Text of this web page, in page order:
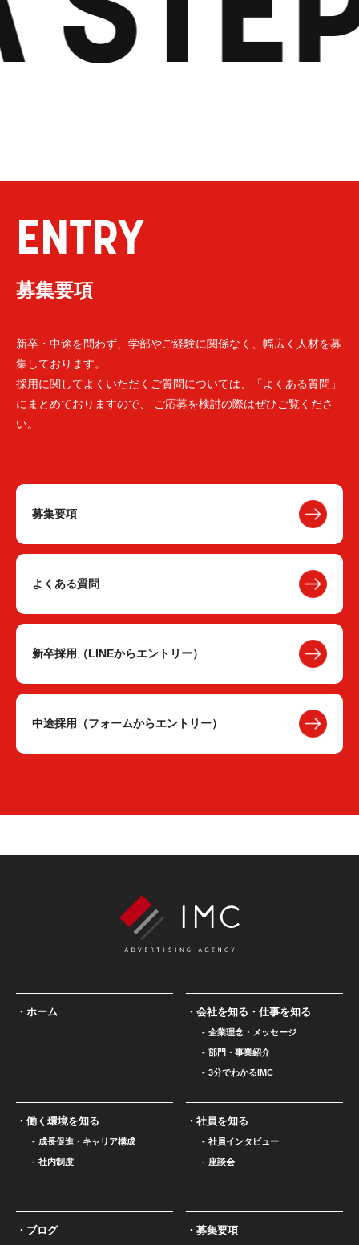
ENTRY
募集要項
新卒・中途を問わず、学部やご経験に関係なく、幅広く人材を募
集しております。
採用に関してよくいただくご質問については、「よくある質問」
にまとめておりますので、 ご応募を検討の際はぜひご覧くださ
い。
募集要項
よくある質問
新卒採用（LINEからエントリー）
中途採用（フォームからエントリー）
ホーム 会社を知る・仕事を知る
企業理念・メッセージ
部門・事業紹介
3分でわかるIMC
働く環境を知る
成長促進・キャリア構成
社内制度
社員を知る
社員インタビュー
座談会
ブログ 募集要項